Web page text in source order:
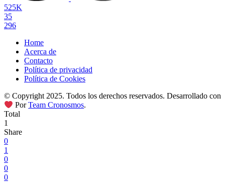
525K
35
296
Home
Acerca de
Contacto
Política de privacidad
Política de Cookies
© Copyright 2025. Todos los derechos reservados. Desarrollado con
PorTeam Cronosmos.
Total
1
Share
0
1
0
0
0